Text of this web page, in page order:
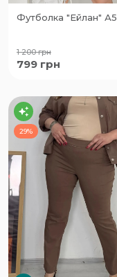
Футболка "Ейлан" А5
1 200грн
799 грн
29%